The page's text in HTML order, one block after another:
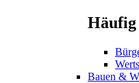
Häufig
Bauen &